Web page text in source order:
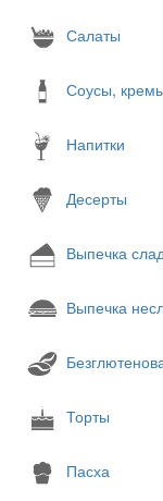
Салаты
Соусы,
Напитки
Десерты
Выпечка
Выпечка
Торты
Пасха